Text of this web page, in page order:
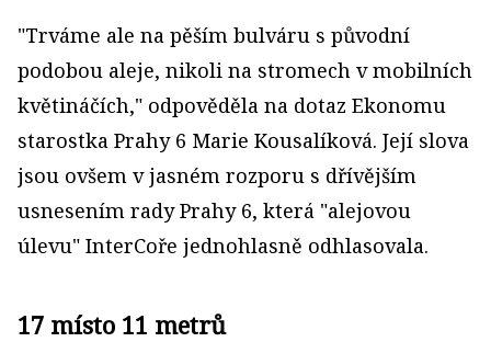
"Trváme ale na pěším bulváru s původní
podobou aleje, nikoli na stromech v mobilních
květináčích," odpověděla na dotaz Ekonomu
starostka Prahy 6 Marie Kousalíková. Její slova
jsou ovšem v jasném rozporu s dřívějším
usnesením rady Prahy 6, která "alejovou
úlevu" InterCoře jednohlasně odhlasovala.
17 místo 11 metrů